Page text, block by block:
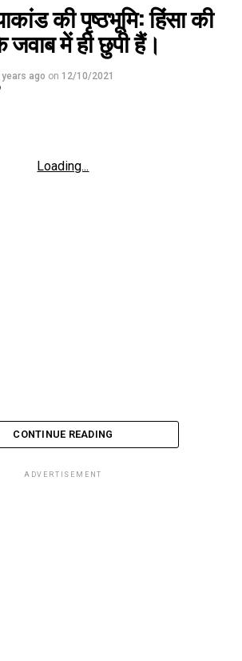
की पृष्ठभूमि: हिंसा की
में ही छुपी हैं।
years ago on 12/10/2021
Loading...
CONTINUE READING
ADVERTISEMENT